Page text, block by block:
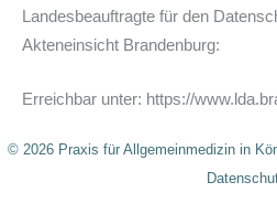
Landesbeauftragte für den
Akteneinsicht Brandenburg:
Erreichbar unter: https://
© 2026 Praxis für Allgemeinmedizin in